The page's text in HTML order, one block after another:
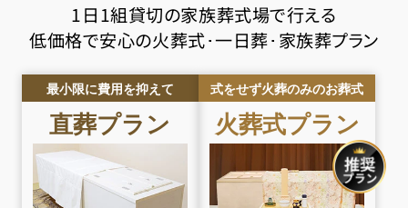
1日1組貸切の家族葬式場で行える
低価格で安心の火葬式･一日葬･家族葬プラン
最小限に費用を抑えて
直葬プラン
式をせず火葬のみのお葬式
火葬式プラン